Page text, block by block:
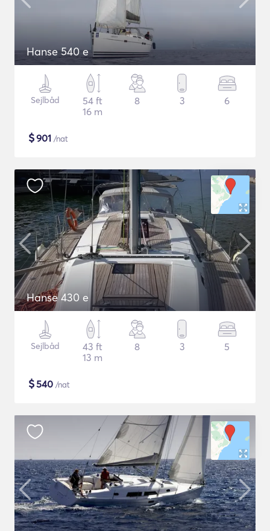
Hanse 540 e
Sejlbåd
54 ft
16 m
8 3 6
$901 /nat
Hanse 430 e
Sejlbåd
43 ft
13 m
8 3 5
$540 /nat